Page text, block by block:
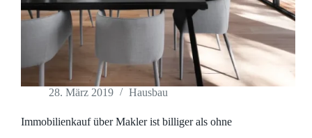
28. März 2019 Hausbau
Immobilienkauf über Makler ist billiger als ohne